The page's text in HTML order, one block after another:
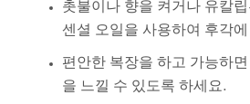
촛불이나 향을 켜거나 유칼
센셜 오일을 사용하여 후각
편안한 복장을 하고 가능하
을 느낄 수 있도록 하세요.